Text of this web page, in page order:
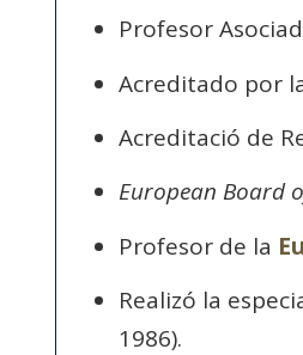
Profesor
Acreditado por
Acreditació de
European Board
Profesor de la
Realizó la
1986).